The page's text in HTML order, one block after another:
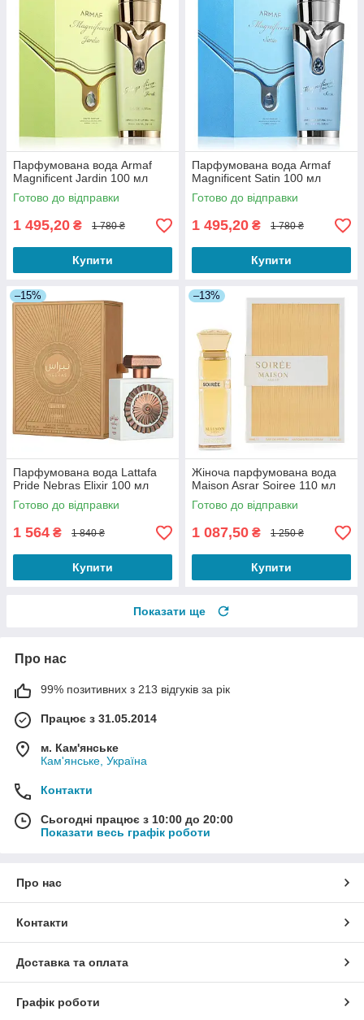
Парфумована вода Armaf
Magnificent Jardin 100 мл
Готово до відправки
1 495,20 ₴ 1 780 ₴
Купити
Парфумована вода Armaf
Magnificent Satin 100 мл
Готово до відправки
1 495,20 ₴ 1 780 ₴
Купити
–15%
Парфумована вода Lattafa
Pride Nebras Elixir 100 мл
Готово до відправки
1 564 ₴ 1 840 ₴
Купити
–13%
Жіноча парфумована вода
Maison Asrar Soiree 110 мл
Готово до відправки
1 087,50 ₴ 1 250 ₴
Купити
Показати ще
Про нас
99% позитивних з 213 відгуків за рік
Працює з 31.05.2014
м. Кам'янське
Кам'янське, Україна
Контакти
Сьогодні працює з 10:00 до 20:00
Показати весь графік роботи
Про нас
Контакти
Доставка та оплата
Графік роботи